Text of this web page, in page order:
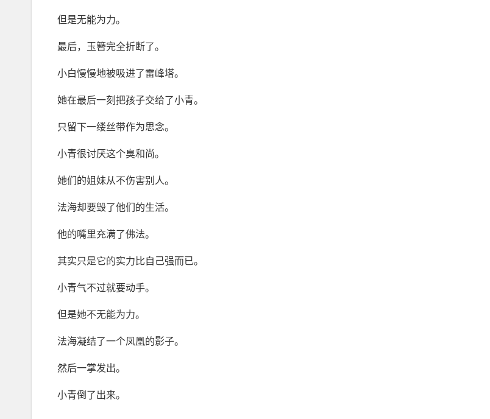
但是无能为力。
最后，玉簪完全折断了。
小白慢慢地被吸进了雷峰塔。
她在最后一刻把孩子交给了小青。
只留下一缕丝带作为思念。
小青很讨厌这个臭和尚。
她们的姐妹从不伤害别人。
法海却要毁了他们的生活。
他的嘴里充满了佛法。
其实只是它的实力比自己强而已。
小青气不过就要动手。
但是她不无能为力。
法海凝结了一个凤凰的影子。
然后一掌发出。
小青倒了出来。